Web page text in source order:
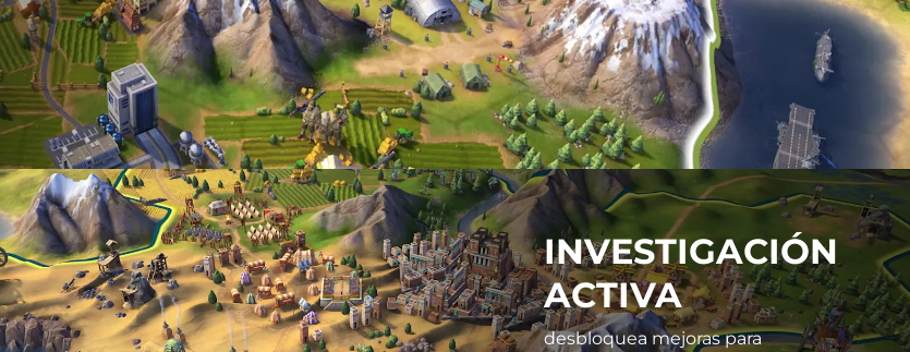
INVESTIGACIÓN
ACTIVA
desbloquea mejoras para